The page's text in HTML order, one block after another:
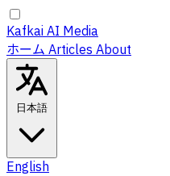
Kafkai AI Media
ホーム Articles About
日本語
English